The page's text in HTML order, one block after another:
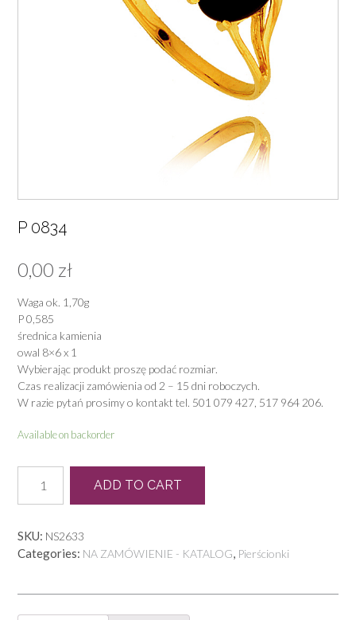
P 0834
0,00 zł
Waga ok. 1,70g
P 0,585
średnica kamienia
owal 8×6 x 1
Wybierając produkt proszę podać rozmiar.
Czas realizacji zamówienia od 2 – 15 dni roboczych.
W razie pytań prosimy o kontakt tel. 501 079 427, 517 964 206.
Available on backorder
0834
quantity
ADD TO CART
SKU: NS2633
Categories: NA ZAMÓWIENIE - KATALOG, Pierścionki